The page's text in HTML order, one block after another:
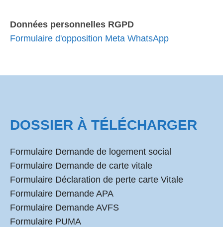
Données personnelles RGPD
Formulaire d'opposition Meta WhatsApp
DOSSIER À TÉLÉCHARGER
Formulaire Demande de logement social
Formulaire Demande de carte vitale
Formulaire Déclaration de perte carte Vitale
Formulaire Demande APA
Formulaire Demande AVFS
Formulaire PUMA